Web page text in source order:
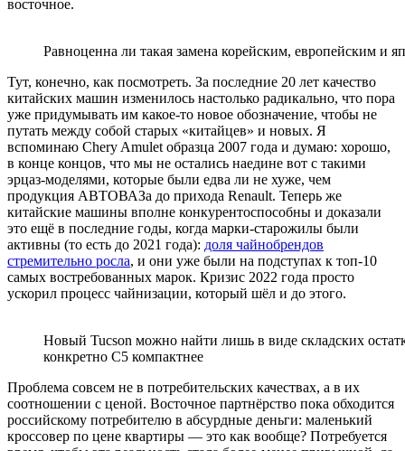
восточное.
Равноценна ли такая замена корейским, европейским и
Тут, конечно, как посмотреть. За последние 20 лет качество
китайских машин изменилось настолько радикально, что пора
уже придумывать им какое-то новое обозначение, чтобы не
путать между собой старых «китайцев» и новых. Я
вспоминаю Chery Amulet образца 2007 года и думаю: хорошо,
в конце концов, что мы не остались наедине вот с такими
эрцаз-моделями, которые были едва ли не хуже, чем
продукция АВТОВАЗа до прихода Renault. Теперь же
китайские машины вполне конкурентоспособны и доказали
это ещё в последние годы, когда марки-старожилы были
активны (то есть до 2021 года): доля чайнобрендов
стремительно росла, и они уже были на подступах к топ-10
самых востребованных марок. Кризис 2022 года просто
ускорил процесс чайнизации, который шёл и до этого.
Новый Tucson можно найти лишь в виде складских
конкретно C5 компактнее
Проблема совсем не в потребительских качествах, а в их
соотношении с ценой. Восточное партнёрство пока обходится
российскому потребителю в абсурдные деньги: маленький
кроссовер по цене квартиры — это как вообще? Потребуется